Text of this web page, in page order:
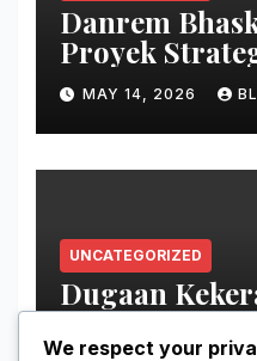
Danrem
Proyek
MAY 14, 2026
UNCATEGORIZED
Dugaan
Tahanan
We respect your